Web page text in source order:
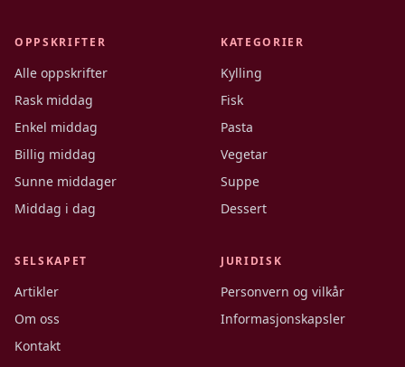
OPPSKRIFTER
Alle oppskrifter
Rask middag
Enkel middag
Billig middag
Sunne middager
Middag i dag
KATEGORIER
Kylling
Fisk
Pasta
Vegetar
Suppe
Dessert
SELSKAPET
Artikler
Om oss
Kontakt
JURIDISK
Personvern og vilkår
Informasjonskapsler